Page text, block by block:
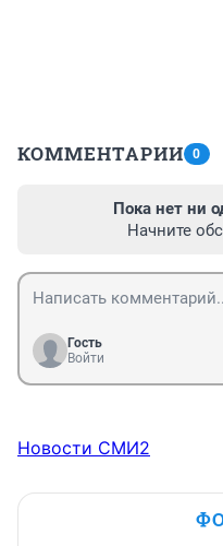
КОММЕНТАРИИ 0
Пока нет ни
Начните
Гость
Войти
Новости СМИ2